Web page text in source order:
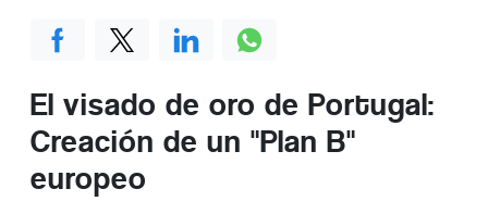
El visado de oro de Portugal:
Creación de un "Plan B"
europeo